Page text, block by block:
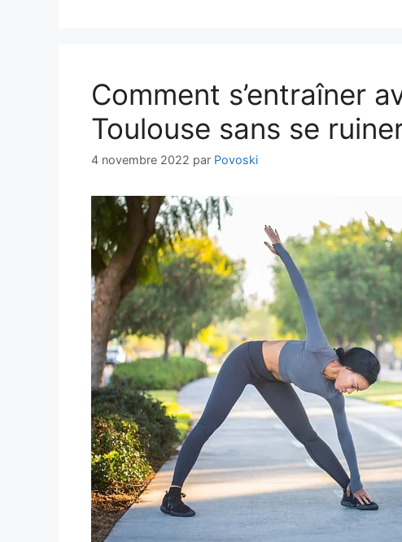
Comment s’entraîner
Toulouse sans se
4 novembre 2022 par Povoski